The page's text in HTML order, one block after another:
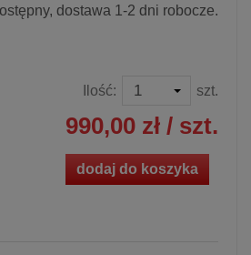
dostawa 1-2 dni robocze.
Ilość: szt.
990,00 zł / szt.
dodaj do koszyka